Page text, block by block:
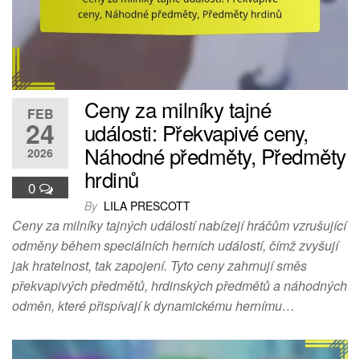
FEB
24
2026
0
Ceny za milníky tajné
události: Překvapivé ceny,
Náhodné předměty, Předměty
hrdinů
By LILA PRESCOTT
Ceny za milníky tajných událostí nabízejí hráčům vzrušující
odměny během speciálních herních událostí, čímž zvyšují
jak hratelnost, tak zapojení. Tyto ceny zahrnují směs
překvapivých předmětů, hrdinských předmětů a náhodných
odměn, které přispívají k dynamickému hernímu…